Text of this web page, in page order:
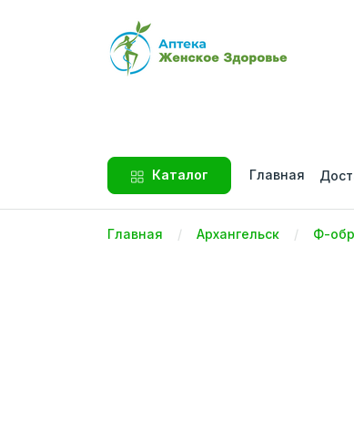
Каталог Главная
Главная Архангельск Ф-